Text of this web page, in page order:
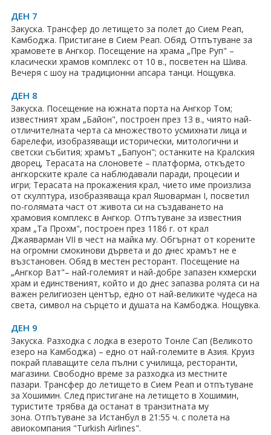
ДЕН 7
Закуска. Трансфер до летището за полет до Сием Реап,
Камбоджа. Пристигане в Сием Реап. Обяд. Отпътуване за
храмовете в Ангкор. Посещение на храма „Пре Руп" –
класически храмов комплекс от 10 в., посветен на Шива.
Вечеря с шоу на традиционни апсара танци. Нощувка.
ДЕН 8
Закуска. Посещение на южната порта на Ангкор Том;
известният храм „Байон", построен през 13 в., чиято най-
отличителната черта са множеството усмихнати лица и
барелефи, изобразяващи исторически, митологични и
светски събития; храмът „Бапуон"; останките на Кралския
дворец, Терасата на слоновете – платформа, откъдето
ангкорските крале са наблюдавали паради, процесии и
игри; Терасата на прокажения крал, чието име произлиза
от скулптура, изобразяваща крал Яшоварман I, посветил
по-голямата част от живота си на създаването на
храмовия комплекс в Ангкор. Отпътуване за известния
храм „Та Прохм", построен през 1186 г. от крал
Джаяварман VII в чест на майка му. Обгърнат от корените
на огромни смокинови дървета и до днес храмът не е
възстановен. Обяд в местен ресторант. Посещение на
„Ангкор Ват"– най-големият и най-добре запазен кхмерски
храм и единственият, който и до днес запазва ролята си на
важен религиозен център, едно от най-великите чудеса на
света, символ на сърцето и душата на Камбоджа. Нощувка.
ДЕН 9
Закуска. Разходка с лодка в езерото Тонле Сап (Великото
езеро на Камбоджа) – едно от най-големите в Азия. Круиз
покрай плаващите села пълни с училища, ресторанти,
магазини. Свободно време за разходка из местните
пазари. Трансфер до летището в Сием Реап и отпътуване
за Хошимин. След пристигане на летището в Хошимин,
туристите трябва да останат в транзитната му
зона. Отпътуване за Истанбул в 21:55 ч. с полета на
авиокомпания "Turkish Airlines".